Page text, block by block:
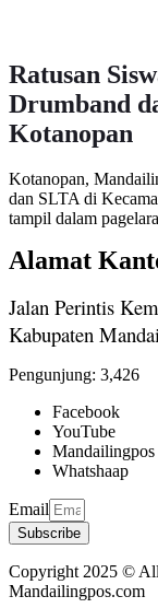
Ratusan
Drumband
Kotanopan
Kotanopan,
dan SLTA di
tampil dalam
Alamat
Jalan Perintis
Kabupaten
Pengunjung: 3,426
Facebook
YouTube
Whatshaap
Email
Subscribe
Copyright 2025 ©
Mandailingpos.com